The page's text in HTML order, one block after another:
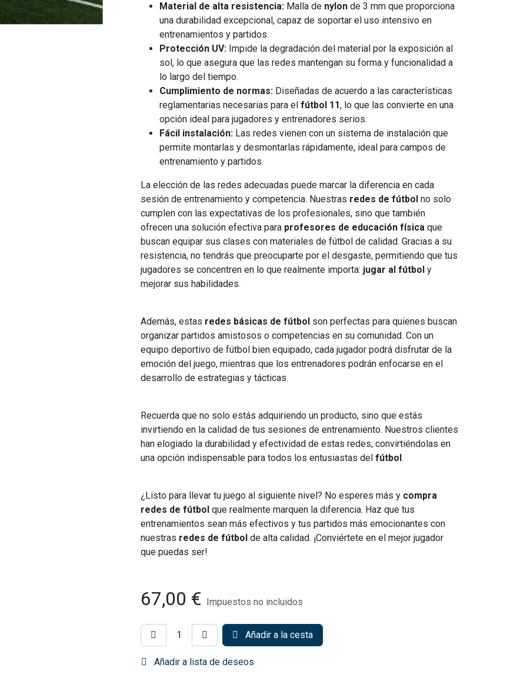
Material de alta resistencia: Malla de nylon de 3 mm que proporciona
una durabilidad excepcional, capaz de soportar el uso intensivo en
entrenamientos y partidos.
Protección UV: Impide la degradación del material por la exposición al
sol, lo que asegura que las redes mantengan su forma y funcionalidad a
lo largo del tiempo.
Cumplimiento de normas: Diseñadas de acuerdo a las características
reglamentarias necesarias para el fútbol 11, lo que las convierte en una
opción ideal para jugadores y entrenadores serios.
Fácil instalación: Las redes vienen con un sistema de instalación que
permite montarlas y desmontarlas rápidamente, ideal para campos de
entrenamiento y partidos.
La elección de las redes adecuadas puede marcar la diferencia en cada
sesión de entrenamiento y competencia. Nuestras redes de fútbol no solo
cumplen con las expectativas de los profesionales, sino que también
ofrecen una solución efectiva para profesores de educación física que
buscan equipar sus clases con materiales de fútbol de calidad. Gracias a su
resistencia, no tendrás que preocuparte por el desgaste, permitiendo que tus
jugadores se concentren en lo que realmente importa: jugar al fútbol y
mejorar sus habilidades.
Además, estas redes básicas de fútbol son perfectas para quienes buscan
organizar partidos amistosos o competencias en su comunidad. Con un
equipo deportivo de fútbol bien equipado, cada jugador podrá disfrutar de la
emoción del juego, mientras que los entrenadores podrán enfocarse en el
desarrollo de estrategias y tácticas.
Recuerda que no solo estás adquiriendo un producto, sino que estás
invirtiendo en la calidad de tus sesiones de entrenamiento. Nuestros clientes
han elogiado la durabilidad y efectividad de estas redes, convirtiéndolas en
una opción indispensable para todos los entusiastas del fútbol.
¿Listo para llevar tu juego al siguiente nivel? No esperes más y compra
redes de fútbol que realmente marquen la diferencia. Haz que tus
entrenamientos sean más efectivos y tus partidos más emocionantes con
nuestras redes de fútbol de alta calidad. ¡Conviértete en el mejor jugador
que puedas ser!
67,00 € Impuestos no incluidos
Añadir a la cesta
Añadir a lista de deseos